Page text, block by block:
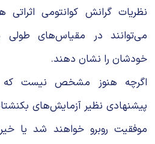
نظریات گرانش کوانتومی
خودشان را نشان دهند.
اگرچه هنوز مشخص نیست که
پیشنهادی نظیر آزمایش‌های
موفقیت روبرو خواهند شد یا